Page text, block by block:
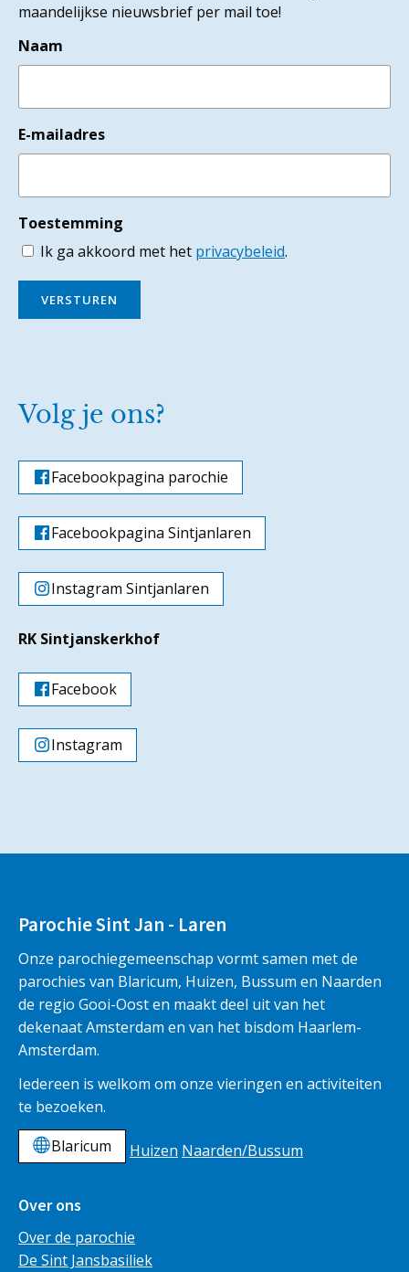
maandelijkse nieuwsbrief per mail toe!
Naam
E-mailadres
Toestemming
Ik ga akkoord met het privacybeleid.
VERSTUREN
Volg je ons?
Facebookpagina parochie
Facebookpagina Sintjanlaren
Instagram Sintjanlaren
RK Sintjanskerkhof
Facebook
Instagram
Parochie Sint Jan - Laren
Onze parochiegemeenschap vormt samen met de
parochies van Blaricum, Huizen, Bussum en Naarden
de regio Gooi-Oost en maakt deel uit van het
dekenaat Amsterdam en van het bisdom Haarlem-
Amsterdam.
Iedereen is welkom om onze vieringen en activiteiten
te bezoeken.
Blaricum
Huizen Naarden/Bussum
Over ons
Over de parochie
De Sint Jansbasiliek